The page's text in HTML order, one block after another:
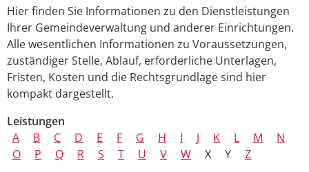
Hier finden Sie Informationen zu den Dienstleistungen
Ihrer Gemeindeverwaltung und anderer Einrichtungen.
Alle wesentlichen Informationen zu Voraussetzungen,
zuständiger Stelle, Ablauf, erforderliche Unterlagen,
Fristen, Kosten und die Rechtsgrundlage sind hier
kompakt dargestellt.
Leistungen
A
B C D E F G H I J K L M
N
O
P Q R S T U V W X Y Z